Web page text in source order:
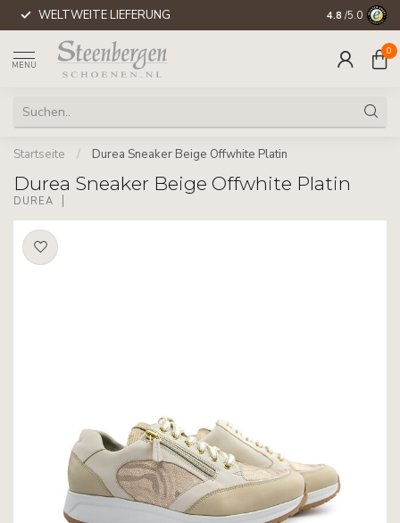
WELTWEITE LIEFERUNG 4.8 /5.0
MENU
0
Startseite / Durea Sneaker Beige Offwhite Platin
Durea Sneaker Beige Offwhite Platin
DUREA